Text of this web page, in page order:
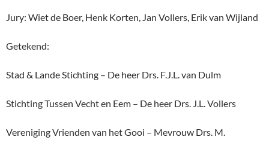
Jury: Wiet de Boer, Henk Korten, Jan Vollers, Erik van Wijland
Getekend:
Stad & Lande Stichting – De heer Drs. F.J.L. van Dulm
Stichting Tussen Vecht en Eem – De heer Drs. J.L. Vollers
Vereniging Vrienden van het Gooi – Mevrouw Drs. M.